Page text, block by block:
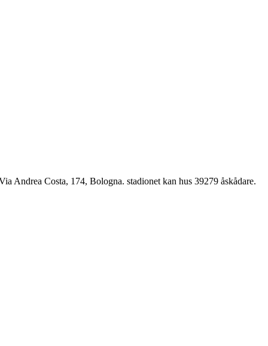
Andrea Costa, 174, Bologna. stadionet kan hus 39279 åskådare.